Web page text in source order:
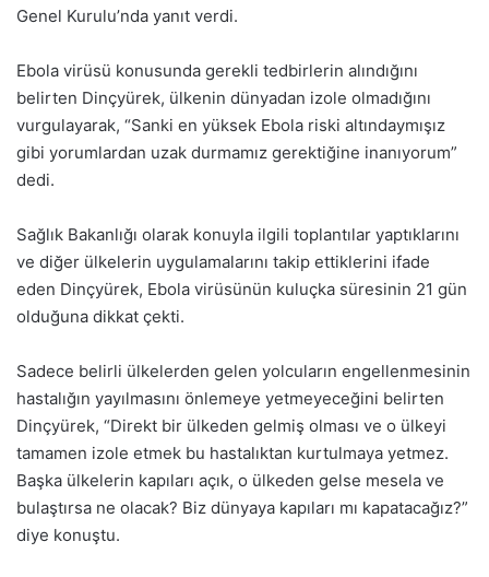
Genel Kurulu’nda yanıt verdi.
Ebola virüsü konusunda gerekli tedbirlerin alındığını
belirten Dinçyürek, ülkenin dünyadan izole olmadığını
vurgulayarak, “Sanki en yüksek Ebola riski altındaymışız
gibi yorumlardan uzak durmamız gerektiğine inanıyorum”
dedi.
Sağlık Bakanlığı olarak konuyla ilgili toplantılar yaptıklarını
ve diğer ülkelerin uygulamalarını takip ettiklerini ifade
eden Dinçyürek, Ebola virüsünün kuluçka süresinin 21 gün
olduğuna dikkat çekti.
Sadece belirli ülkelerden gelen yolcuların engellenmesinin
hastalığın yayılmasını önlemeye yetmeyeceğini belirten
Dinçyürek, “Direkt bir ülkeden gelmiş olması ve o ülkeyi
tamamen izole etmek bu hastalıktan kurtulmaya yetmez.
Başka ülkelerin kapıları açık, o ülkeden gelse mesela ve
bulaştırsa ne olacak? Biz dünyaya kapıları mı kapatacağız?”
diye konuştu.